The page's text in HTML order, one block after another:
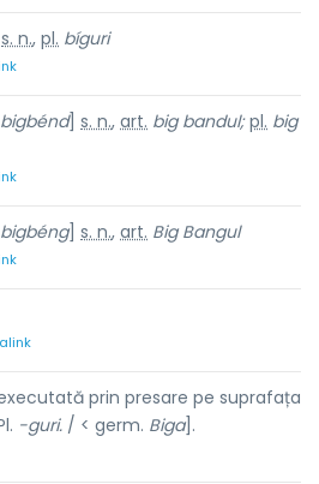
s. n., pl. bíguri
bigbénd] s. n., art. big bandul; pl. big
bigbéng] s. n., art. Big Bangul
prin presare pe suprafața
-guri. / < germ. Biga].